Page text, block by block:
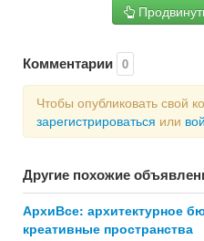
Комментарии 0
Чтобы опубликовать свой
зарегистрироваться или
Другие похожие
АрхиВсе: архитектурное
креативные пространства